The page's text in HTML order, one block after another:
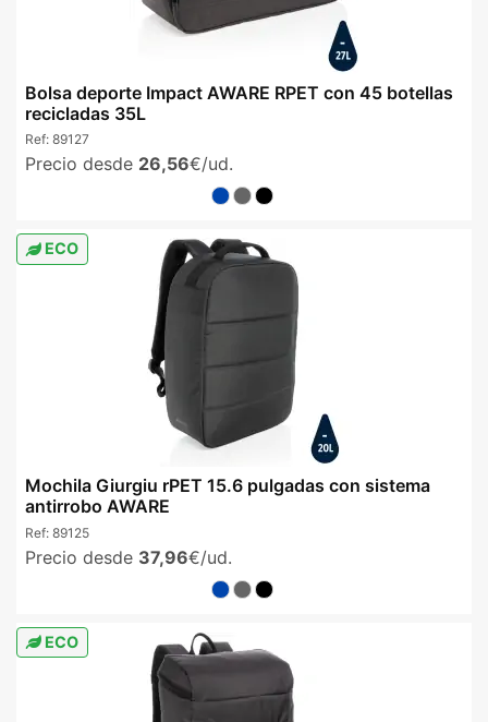
Bolsa deporte Impact AWARE RPET con 45 botellas
recicladas 35L
Ref: 89127
Precio desde 26,56€/ud.
ECO
Mochila Giurgiu rPET 15.6 pulgadas con sistema
antirrobo AWARE
Ref: 89125
Precio desde 37,96€/ud.
ECO